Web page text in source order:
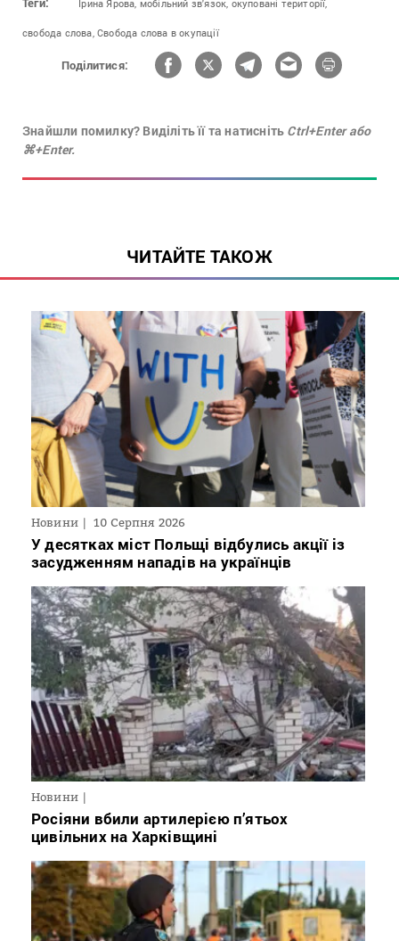
Ірина Ярова, мобільний зв'язок, окуповані території,
свобода слова, Свобода слова в окупації
Поділитися:
Знайшли помилку? Виділіть її та натисніть Ctrl+Enter або
⌘+Enter.
ЧИТАЙТЕ ТАКОЖ
Новини 10 Серпня 2026
У десятках міст Польщі відбулись акції із
засудженням нападів на українців
Новини
Росіяни вбили артилерією п’ятьох
цивільних на Харківщині